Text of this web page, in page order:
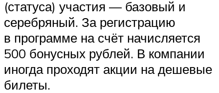
(статуса) участия — базовый и
серебряный. За регистрацию
в программе на счёт начисляется
500 бонусных рублей. В компании
иногда проходят акции на дешевые
билеты.